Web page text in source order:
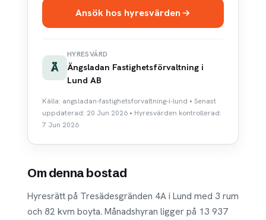
Ansök hos hyresvärden
Ä
HYRESVÄRD
Ängsladan Fastighetsförvaltning i
Lund AB
Källa: angsladan-fastighetsforvaltning-i-lund • Senast
uppdaterad: 20 Jun 2026 • Hyresvärden kontrollerad:
7 Jun 2026
Om denna bostad
Hyresrätt på Tresädesgränden 4A i Lund med 3 rum
och 82 kvm boyta. Månadshyran ligger på 13 937